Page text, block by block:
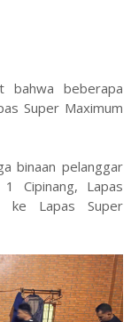
bahwa beberapa
Super Maximum
binaan pelanggar
Cipinang, Lapas
ke Lapas Super